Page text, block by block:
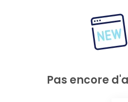
Pas encore